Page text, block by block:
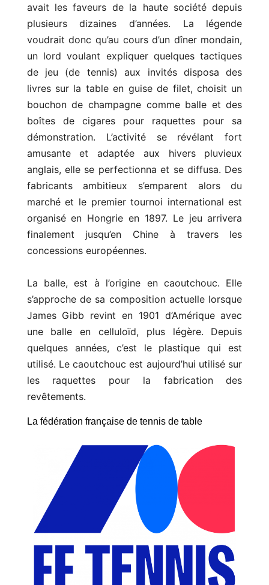
avait les faveurs de la haute société depuis
plusieurs dizaines d’années. La légende
voudrait donc qu’au cours d’un dîner mondain,
un lord voulant expliquer quelques tactiques
de jeu (de tennis) aux invités disposa des
livres sur la table en guise de filet, choisit un
bouchon de champagne comme balle et des
boîtes de cigares pour raquettes pour sa
démonstration. L’activité se révélant fort
amusante et adaptée aux hivers pluvieux
anglais, elle se perfectionna et se diffusa. Des
fabricants ambitieux s’emparent alors du
marché et le premier tournoi international est
organisé en Hongrie en 1897. Le jeu arrivera
finalement jusqu’en Chine à travers les
concessions européennes.
La balle, est à l’origine en caoutchouc. Elle
s’approche de sa composition actuelle lorsque
James Gibb revint en 1901 d’Amérique avec
une balle en celluloïd, plus légère. Depuis
quelques années, c’est le plastique qui est
utilisé. Le caoutchouc est aujourd’hui utilisé sur
les raquettes pour la fabrication des
revêtements.
La fédération française de tennis de table